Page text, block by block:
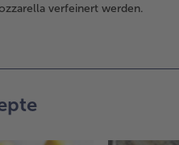
verfeinert werden.